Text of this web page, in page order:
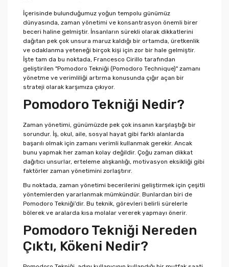
İçerisinde bulunduğumuz yoğun tempolu günümüz
dünyasında, zaman yönetimi ve konsantrasyon önemli birer
beceri haline gelmiştir. İnsanların sürekli olarak dikkatlerini
dağıtan pek çok unsura maruz kaldığı bir ortamda, üretkenlik
ve odaklanma yeteneği birçok kişi için zor bir hale gelmiştir.
İşte tam da bu noktada, Francesco Cirillo tarafından
geliştirilen "Pomodoro Tekniği (Pomodoro Technique)" zamanı
yönetme ve verimliliği artırma konusunda çığır açan bir
strateji olarak karşımıza çıkıyor.
Pomodoro Tekniği Nedir?
Zaman yönetimi, günümüzde pek çok insanın karşılaştığı bir
sorundur. İş, okul, aile, sosyal hayat gibi farklı alanlarda
başarılı olmak için zamanı verimli kullanmak gerekir. Ancak
bunu yapmak her zaman kolay değildir. Çoğu zaman dikkat
dağıtıcı unsurlar, erteleme alışkanlığı, motivasyon eksikliği gibi
faktörler zaman yönetimini zorlaştırır.
Bu noktada, zaman yönetimi becerilerini geliştirmek için çeşitli
yöntemlerden yararlanmak mümkündür. Bunlardan biri de
Pomodoro Tekniği’dir. Bu teknik, görevleri belirli sürelerle
bölerek ve aralarda kısa molalar vererek yapmayı önerir.
Pomodoro Tekniği Nereden
Çıktı, Kökeni Nedir?